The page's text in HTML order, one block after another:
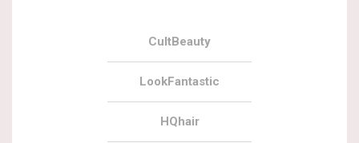
CultBeauty
LookFantastic
HQhair